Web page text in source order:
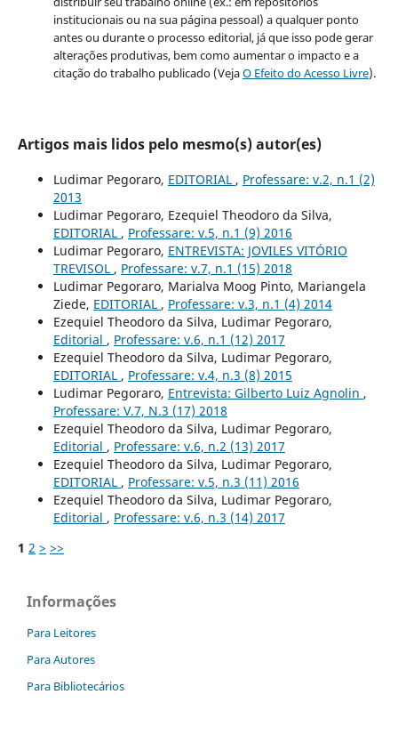
institucionais ou na sua página pessoal) a qualquer ponto
antes ou durante o processo editorial, já que isso pode gerar
alterações produtivas, bem como aumentar o impacto e a
citação do trabalho publicado (VejaO Efeito do Acesso Livre).
Artigos mais lidos pelo mesmo(s) autor(es)
Ludimar Pegoraro, EDITORIAL , Professare: v.2, n.1 (2)
2013
Ludimar Pegoraro, Ezequiel Theodoro da Silva,
EDITORIAL , Professare: v.5, n.1 (9) 2016
Ludimar Pegoraro, ENTREVISTA: JOVILES VITÓRIO
TREVISOL , Professare: v.7, n.1 (15) 2018
Ludimar Pegoraro, Marialva Moog Pinto, Mariangela
Ziede, EDITORIAL , Professare: v.3, n.1 (4) 2014
Ezequiel Theodoro da Silva, Ludimar Pegoraro,
Editorial , Professare: v.6, n.1 (12) 2017
Ezequiel Theodoro da Silva, Ludimar Pegoraro,
EDITORIAL , Professare: v.4, n.3 (8) 2015
Ludimar Pegoraro, Entrevista: Gilberto Luiz Agnolin ,
Professare: V.7, N.3 (17) 2018
Ezequiel Theodoro da Silva, Ludimar Pegoraro,
Editorial , Professare: v.6, n.2 (13) 2017
Ezequiel Theodoro da Silva, Ludimar Pegoraro,
EDITORIAL , Professare: v.5, n.3 (11) 2016
Ezequiel Theodoro da Silva, Ludimar Pegoraro,
Editorial , Professare: v.6, n.3 (14) 2017
1 2 > >>
Informações
Para Leitores
Para Autores
Para Bibliotecários